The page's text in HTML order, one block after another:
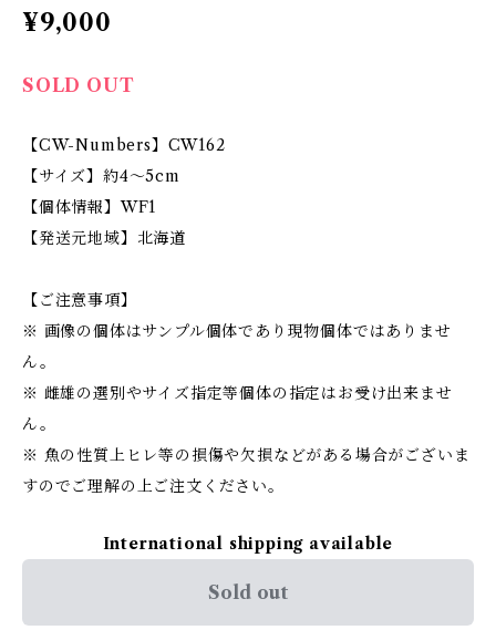
¥9,000
SOLD OUT
【CW-Numbers】CW162
【サイズ】約4～5cm
【個体情報】WF1
【発送元地域】北海道
【ご注意事項】
※ 画像の個体はサンプル個体であり現物個体ではありませ
ん。
※ 雌雄の選別やサイズ指定等個体の指定はお受け出来ませ
ん。
※ 魚の性質上ヒレ等の損傷や欠損などがある場合がございま
すのでご理解の上ご注文ください。
International shipping available
Sold out